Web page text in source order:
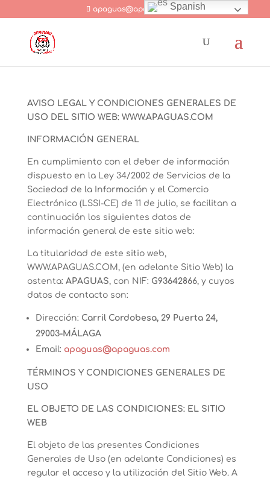
apaguas@apaguas.com
AVISO LEGAL Y CONDICIONES GENERALES DE
USO DEL SITIO WEB: WWW.APAGUAS.COM
INFORMACIÓN GENERAL
En cumplimiento con el deber de información
dispuesto en la Ley 34/2002 de Servicios de la
Sociedad de la Información y el Comercio
Electrónico (LSSI-CE) de 11 de julio, se facilitan a
continuación los siguientes datos de
información general de este sitio web:
La titularidad de este sitio web,
WWW.APAGUAS.COM, (en adelante Sitio Web) la
ostenta: APAGUAS, con NIF: G93642866, y cuyos
datos de contacto son:
Dirección: Carril Cordobesa, 29 Puerta 24,
29003-MÁLAGA
Email: apaguas@apaguas.com
TÉRMINOS Y CONDICIONES GENERALES DE
USO
EL OBJETO DE LAS CONDICIONES: EL SITIO
WEB
El objeto de las presentes Condiciones
Generales de Uso (en adelante Condiciones) es
regular el acceso y la utilización del Sitio Web. A
Spanish